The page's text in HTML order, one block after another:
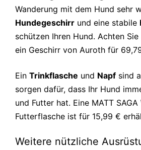
Wanderung mit dem Hund sehr
Hundegeschirr und eine stabile
schützen Ihren Hund. Achten
ein Geschirr von Auroth für
Ein Trinkflasche und Napf sind
sorgen dafür, dass Ihr Hund
und Futter hat. Eine MATT SAGA
Futterflasche ist für 15,99 €
Weitere nützliche